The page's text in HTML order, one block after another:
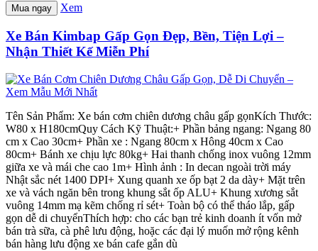
Mua ngay Xem
Xe Bán Kimbap Gấp Gọn Đẹp, Bền, Tiện Lợi –
Nhận Thiết Kế Miễn Phí
Tên Sản Phẩm: Xe bán cơm chiên dương châu gấp gọnKích Thước:
W80 x H180cmQuy Cách Kỹ Thuật:+ Phần bảng ngang: Ngang 80
cm x Cao 30cm+ Phần xe : Ngang 80cm x Hông 40cm x Cao
80cm+ Bánh xe chịu lực 80kg+ Hai thanh chống inox vuông 12mm
giữa xe và mái che cao 1m+ Hình ảnh : In decan ngoài trời máy
Nhật sắc nét 1400 DPI+ Xung quanh xe ốp bạt 2 da dày+ Mặt trên
xe và vách ngăn bên trong khung sắt ốp ALU+ Khung xương sắt
vuông 14mm mạ kẽm chống rỉ sét+ Toàn bộ có thể tháo lắp, gấp
gọn dễ di chuyểnThích hợp: cho các bạn trẻ kinh doanh ít vốn mở
bán trà sữa, cà phê lưu động, hoặc các đại lý muốn mở rộng kênh
bán hàng lưu động xe bán cafe gắn dù